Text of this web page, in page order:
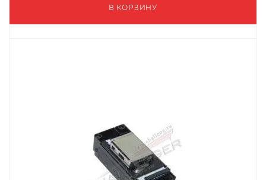
В КОРЗИНУ